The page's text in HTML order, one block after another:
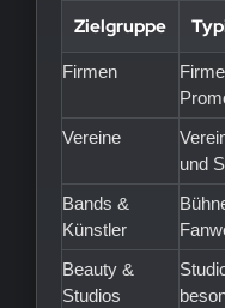
Zielgruppe
Firmen
Vereine
und
Bands &
Künstler
Beauty &
Studios